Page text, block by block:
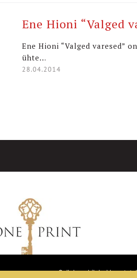
Ene Hioni “Valged
Ene Hioni “Valged varesed”
ühte…
28.04.2014
Sellel veebilehel